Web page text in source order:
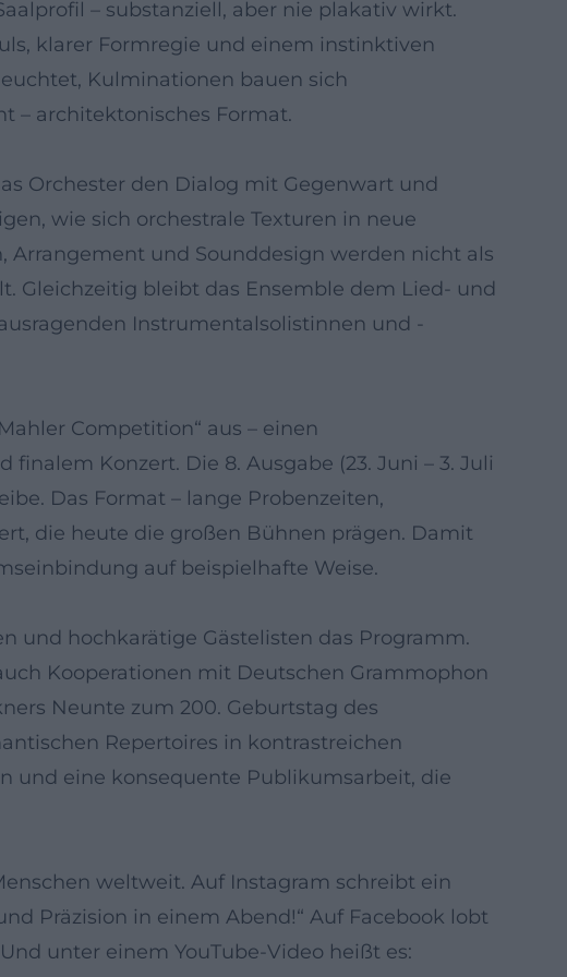
– substanziell, aber nie plakativ wirkt.
klarer Formregie und einem instinktiven
Kulminationen bauen sich
– architektonisches Format.
Orchester den Dialog mit Gegenwart und
wie sich orchestrale Texturen in neue
Arrangement und Sounddesign werden nicht als
Gleichzeitig bleibt das Ensemble dem Lied- und
Instrumentalsolistinnen und -
Competition“ aus – einen
Konzert. Die 8. Ausgabe (23. Juni – 3. Juli
Das Format – lange Probenzeiten,
die heute die großen Bühnen prägen. Damit
auf beispielhafte Weise.
und hochkarätige Gästelisten das Programm.
Kooperationen mit Deutschen Grammophon
Neunte zum 200. Geburtstag des
Repertoires in kontrastreichen
und eine konsequente Publikumsarbeit, die
weltweit. Auf Instagram schreibt ein
Präzision in einem Abend!“ Auf Facebook lobt
unter einem YouTube-Video heißt es: